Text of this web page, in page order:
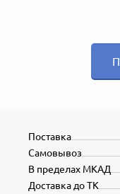
Поставка
Самовывоз
В пределах МКАД
Доставка до ТК